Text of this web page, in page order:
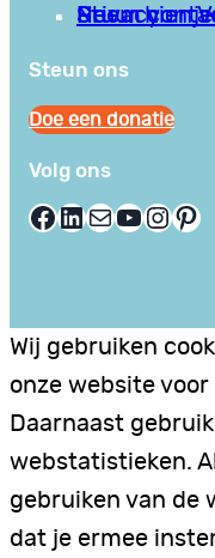
Privacy en
Stuur hier
Neem
Steun ons
Doe een donatie
Volg ons
Facebook LinkedIn E-mail YouTube InstagramPinterest
Wij gebruiken
onze website
Daarnaast
webstatistieken.
gebruiken van de
dat je ermee